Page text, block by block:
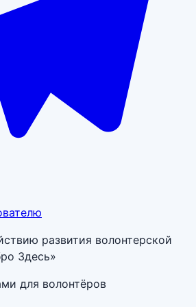
развития волонтерской
Здесь»
для волонтёров